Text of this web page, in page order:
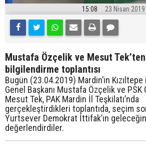
15:08 23 Nisan 2019
Mustafa Özçelik ve Mesut Tek’ten
bilgilendirme toplantısı
Bugün (23.04.2019) Mardin’in
Genel Başkanı Mustafa Özçelik ve PSK
Mesut Tek, PAK Mardin İl Teşkilatı’nda
gerçekleştirdikleri toplantıda, seçim
Yurtsever Demokrat İttifak’ın
değerlendirdiler.